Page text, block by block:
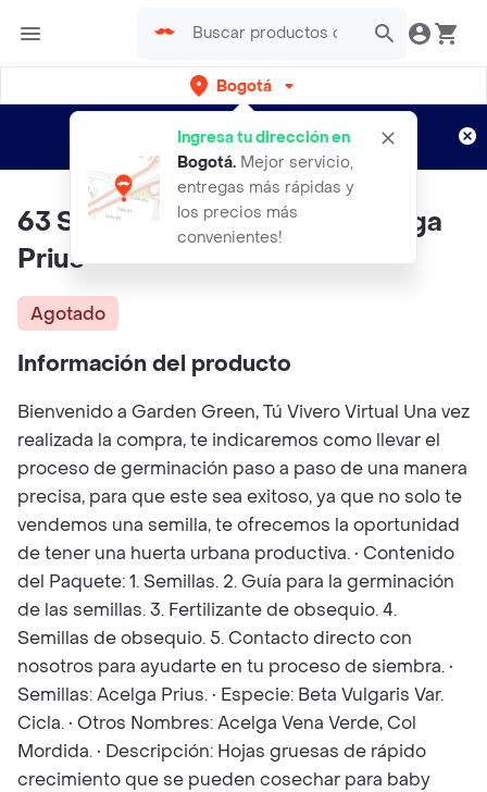
Bogotá
Ingresa tu dirección en
Bogotá. Mejor servicio,
entregas más rápidas y
los precios más
convenientes!
envíos gratis por semanas
Aplican TyC
63 Semillas Orgánicas De Acelga
Prius
Agotado
Información del producto
Bienvenido a Garden Green, Tú Vivero Virtual Una vez
realizada la compra, te indicaremos como llevar el
proceso de germinación paso a paso de una manera
precisa, para que este sea exitoso, ya que no solo te
vendemos una semilla, te ofrecemos la oportunidad
de tener una huerta urbana productiva. • Contenido
del Paquete: 1. Semillas. 2. Guía para la germinación
de las semillas. 3. Fertilizante de obsequio. 4.
Semillas de obsequio. 5. Contacto directo con
nosotros para ayudarte en tu proceso de siembra. •
Semillas: Acelga Prius. • Especie: Beta Vulgaris Var.
Cicla. • Otros Nombres: Acelga Vena Verde, Col
Mordida. • Descripción: Hojas gruesas de rápido
crecimiento que se pueden cosechar para baby